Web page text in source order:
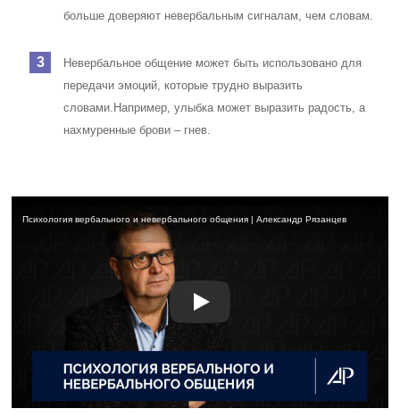
больше доверяют невербальным сигналам, чем словам.
Невербальное общение может быть использовано для
передачи эмоций, которые трудно выразить
словами. Например, улыбка может выразить радость, а
нахмуренные брови – гнев.
Психология вербального и невербального общения | Александр Рязанцев